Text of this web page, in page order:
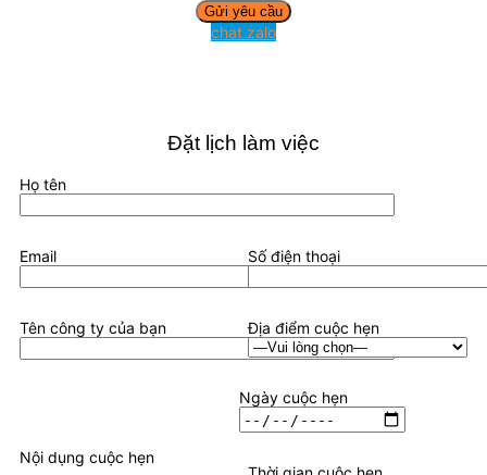
chat zalo
Đặt lịch làm việc
Họ tên
Email Số điện thoại
Tên công ty của bạn Địa điểm cuộc hẹn
Ngày cuộc hẹn
Nội dụng cuộc hẹn